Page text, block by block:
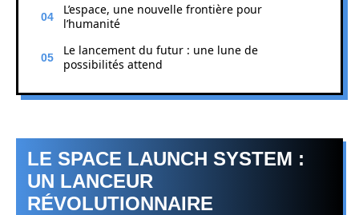
L’espace, une nouvelle frontière pour
l’humanité
Le lancement du futur : une lune de
possibilités attend
LE SPACE LAUNCH SYSTEM :
UN LANCEUR
RÉVOLUTIONNAIRE